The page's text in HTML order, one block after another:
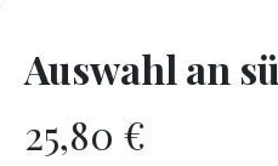
Auswahl an
25,80 €